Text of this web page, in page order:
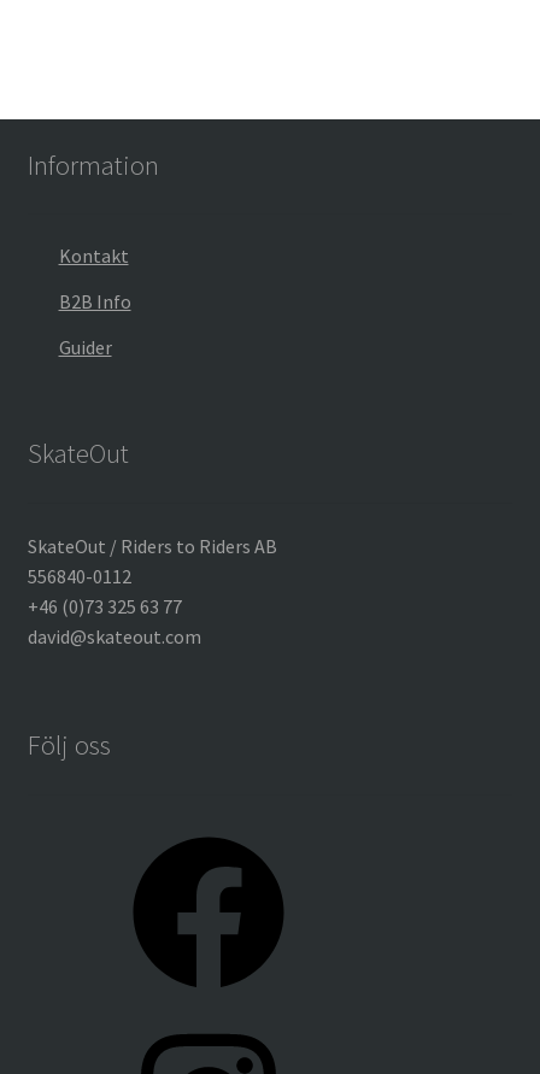
Information
Kontakt
B2B Info
Guider
SkateOut
SkateOut / Riders to Riders AB
556840-0112
+46 (0)73 325 63 77
david@skateout.com
Följ oss